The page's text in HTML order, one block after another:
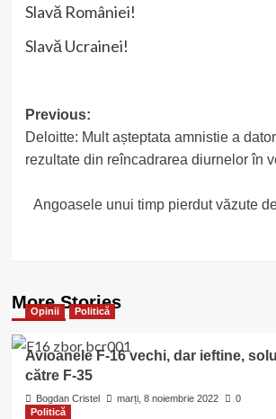
Slavă României!
Slavă Ucrainei!
Post
navigation
Previous:
Deloitte: Mult așteptata amnistie a
rezultate din reîncadrarea diurnelor în
Angoasele unui timp pierdut văzute
More Stories
Opinii Politică
Avioanele F-16 vechi, dar ieftine,
către F-35
Bogdan Cristel marți, 8 noiembrie 2022
0
Politică